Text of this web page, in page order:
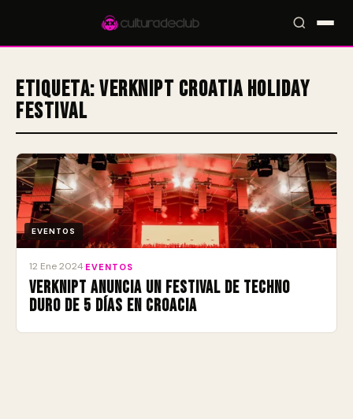
Accesos rápidos:🎪 Eventos🎤 Artistas📍 Locales📰 Magazine
Etiqueta:Verknipt Croatia Holiday
Festival
EVENTOS
12 Ene 2024 EVENTOS
Verknipt anuncia un festival de techno
duro de 5 días en Croacia